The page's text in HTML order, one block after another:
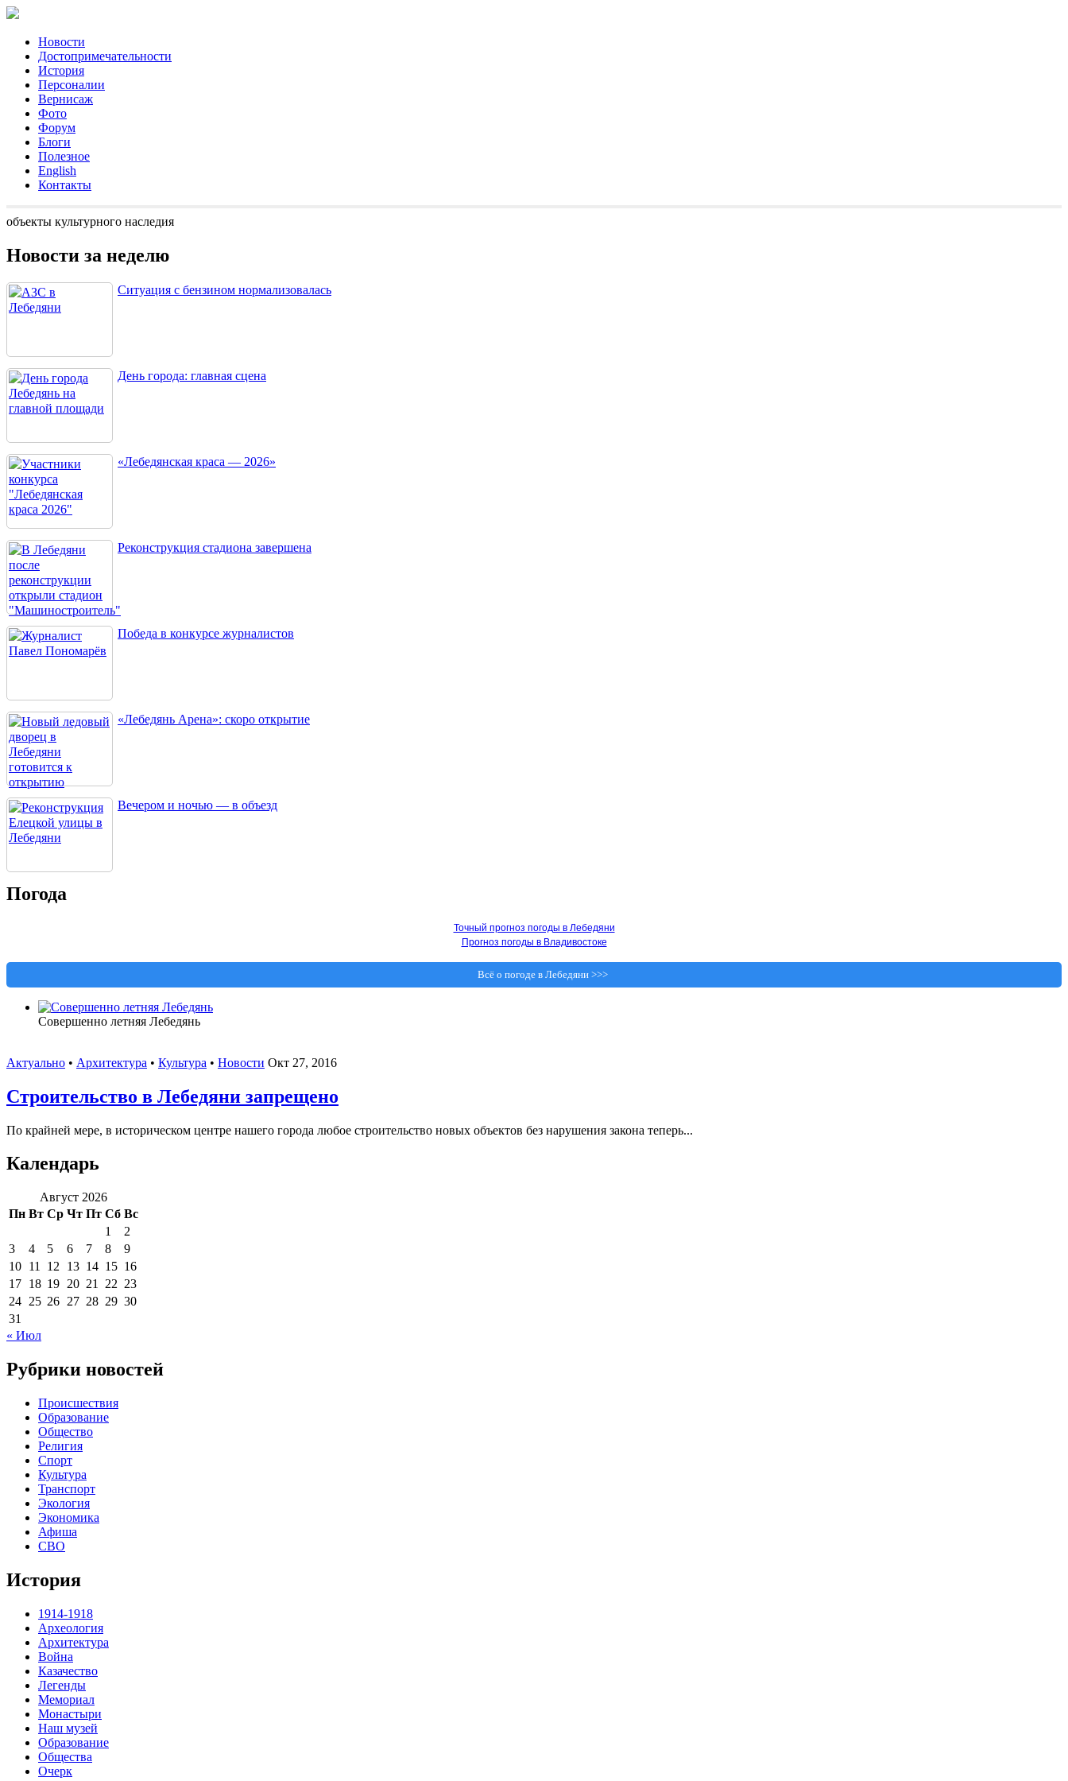
Новости
Достопримечательности
История
Персоналии
Вернисаж
Фото
Форум
Блоги
Полезное
English
Контакты
объекты культурного наследия
Новости за неделю
Ситуация с бензином нормализовалась
День города: главная сцена
«Лебедянская краса — 2026»
Реконструкция стадиона завершена
Победа в конкурсе журналистов
«Лебедянь Арена»: скоро открытие
Вечером и ночью — в объезд
Погода
Точный прогноз погоды в Лебедяни
Прогноз погоды в Владивостоке
Всё о погоде в Лебедяни >>>
Совершенно летняя Лебедянь
Актуально • Архитектура • Культура • Новости Окт 27, 2016
Строительство в Лебедяни запрещено
По крайней мере, в историческом центре нашего города любое строительство новых объектов без нарушения закона теперь...
Календарь
Август 2026
Пн Вт Ср Чт Пт Сб Вс
1
2
3
4 5 6 7 8
9
10 11 12 13 14 15 16
17 18 19 20 21 22 23
24 25 26 27 28 29 30
31
« Июл
Рубрики новостей
Происшествия
Образование
Общество
Религия
Спорт
Культура
Транспорт
Экология
Экономика
Афиша
СВО
История
1914-1918
Археология
Архитектура
Война
Казачество
Легенды
Мемориал
Монастыри
Наш музей
Образование
Общества
Очерк